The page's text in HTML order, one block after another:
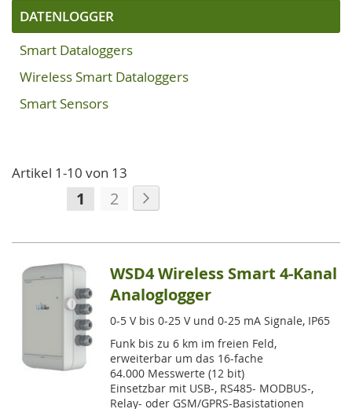
Artikel 1-10 von 13
Seite
Sie
gerade
die
Seite
1 Seite
2
WSD4 Wireless Smart 4-Kanal
Analoglogger
0-5 V bis 0-25 V und 0-25 mA Signale, IP65
Funk bis zu 6 km im freien Feld,
erweiterbar um das 16-fache
64.000 Messwerte (12 bit)
Einsetzbar mit USB-, RS485- MODBUS-,
Relay- oder GSM/GPRS-Basistationen
DATENLOGGER
Smart Dataloggers
Wireless Smart Dataloggers
Smart Sensors